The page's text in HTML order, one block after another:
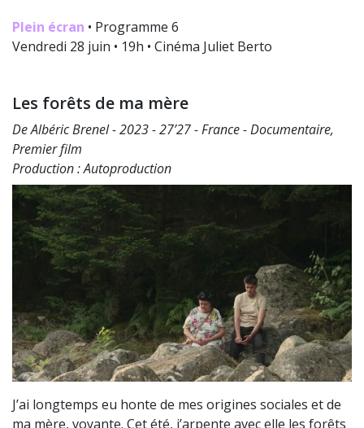
Plein écran • Programme 6
Vendredi 28 juin • 19h • Cinéma Juliet Berto
Les forêts de ma mère
De Albéric Brenel - 2023 - 27’27 - France - Documentaire,
Premier film
Production : Autoproduction
J’ai longtemps eu honte de mes origines sociales et de
ma mère, voyante. Cet été, j’arpente avec elle les forêts